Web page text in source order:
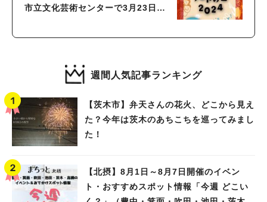
市立文化芸術センターで3月23日
付中
週間人気記事ランキング
【茨木市】弁天さんの花火、どこから見え
た？今年は茨木のあちこちを巡ってみまし
た！
【北摂】8月1日～8月7日開催のイベン
ト・おすすめスポット情報「今週 どこい